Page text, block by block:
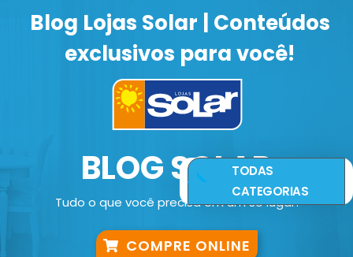
Blog Lojas Solar | Conteúdos
exclusivos para você!
BLOG SOLAR
Tudo o que você precisa em um só lugar!
COMPRE ONLINE
TODAS
CATEGORIAS